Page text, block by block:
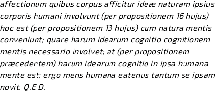
affectionum quibus corpus afficitur ideæ naturam ipsius
corporis humani involvunt (per propositionem 16 hujus)
hoc est (per propositionem 13 hujus) cum natura mentis
conveniunt; quare harum idearum cognitio cognitionem
mentis necessario involvet; at (per propositionem
præcedentem) harum idearum cognitio in ipsa humana
mente est; ergo mens humana eatenus tantum se ipsam
novit. Q.E.D.​